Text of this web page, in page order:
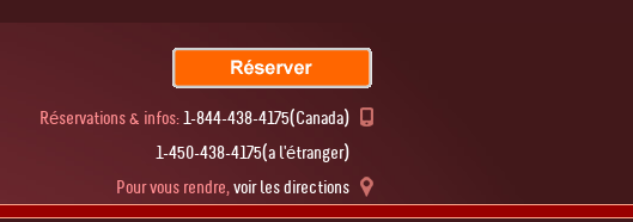
Réservations & infos:1-844-438-4175(Canada)
1-450-438-4175(à l'étranger)
Pour vous rendre,voir les directions